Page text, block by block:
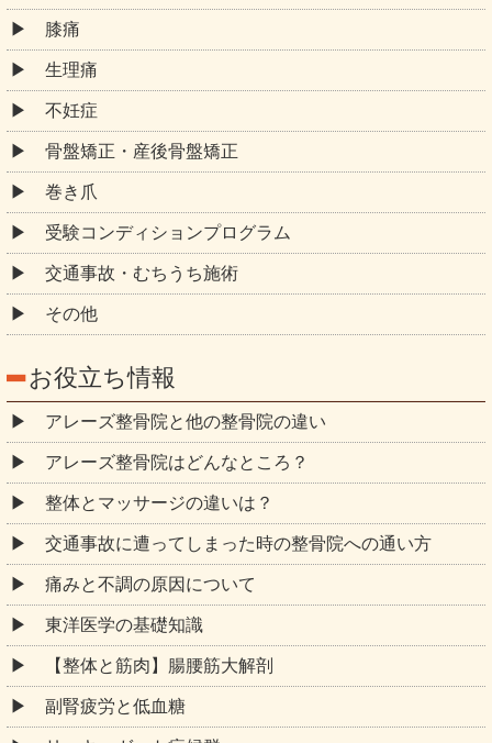
膝痛
生理痛
不妊症
骨盤矯正・産後骨盤矯正
巻き爪
受験コンディションプログラム
交通事故・むちうち施術
その他
お役立ち情報
アレーズ整骨院と他の整骨院の違い
アレーズ整骨院はどんなところ？
整体とマッサージの違いは？
交通事故に遭ってしまった時の整骨院への通い方
痛みと不調の原因について
東洋医学の基礎知識
【整体と筋肉】腸腰筋大解剖
副腎疲労と低血糖